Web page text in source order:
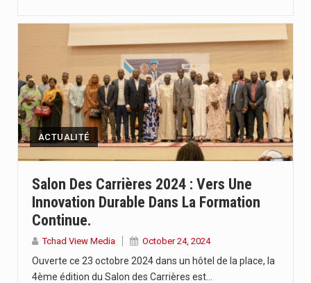
ACTUALITÉ
Salon Des Carrières 2024 : Vers Une
Innovation Durable Dans La Formation
Continue.
Tchad View Media October 24, 2024
Ouverte ce 23 octobre 2024 dans un hôtel de la place, la
4ème édition du Salon des Carrières est…